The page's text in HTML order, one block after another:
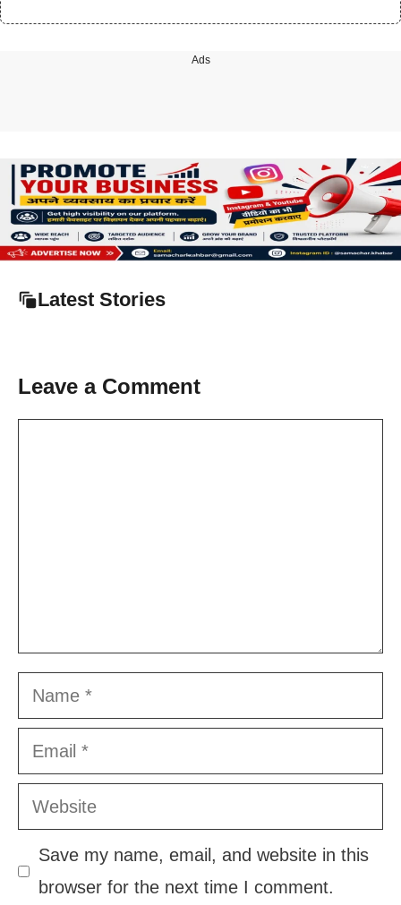
Ads
Latest Stories
Leave a Comment
Name
Email
Website
Save my name, email, and website in this
browser for the next time I comment.